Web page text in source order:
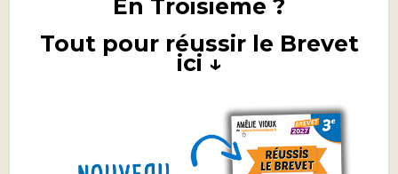
En Troisième ?
Tout pour réussir le Brevet
ici ↓